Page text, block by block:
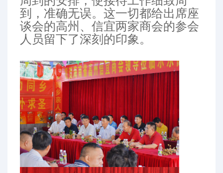
到，准确无误。这一切都给出席座
谈会的高州、信宜两家商会的参会
人员留下了深刻的印象。